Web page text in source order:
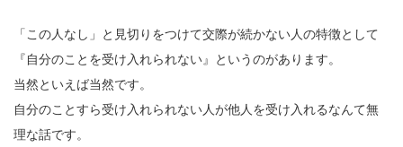
「この人なし」と見切りをつけて交際が続かない人の特徴として
『自分のことを受け入れられない』というのがあります。
当然といえば当然です。
自分のことすら受け入れられない人が他人を受け入れるなんて無
理な話です。